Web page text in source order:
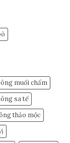
muối chấm
sa tế
thảo mộc